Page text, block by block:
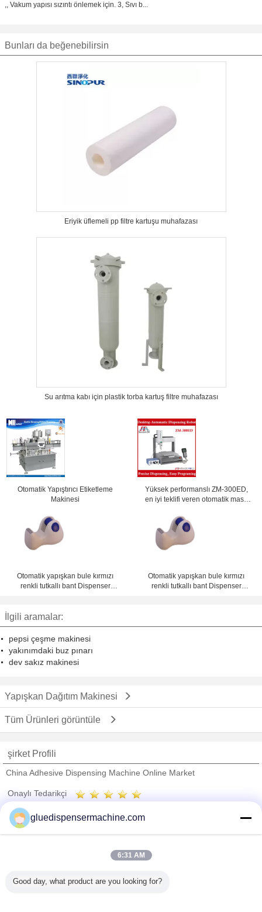
,, Vakum yapısı sızıntı önlemek için. 3, Sıvı b...
Bunları da beğenebilirsin
Eriyik üflemeli pp filtre kartuşu muhafazası
Su arıtma kabı için plastik torba kartuş filtre muhafazası
Otomatik Yapıştırıcı Etiketleme
Makinesi
Yüksek performanslı ZM-300ED,
en iyi teklifi veren otomatik masa
Otomatik yapışkan bule kırmızı
renkli tutkallı bant Dispenser
Otomatik yapışkan bule kırmızı
renkli tutkallı bant Dispenser
İlgili aramalar:
pepsi çeşme makinesi
yakınımdaki buz pınarı
dev sakız makinesi
Yapışkan Dağıtım Makinesi
Tüm Ürünleri görüntüle
şirket Profili
China Adhesive Dispensing Machine Online Market
Onaylı Tedarikçi
Trust Seal
Tüm ürünler
gluedispensermachine.com
6:31 AM
Good day, what product are you looking for?